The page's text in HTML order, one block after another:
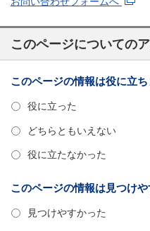
このページについての
このページの情報は役に立ち
役に立った
どちらともいえない
役に立たなかった
このページの情報は見つけ
見つけやすかった